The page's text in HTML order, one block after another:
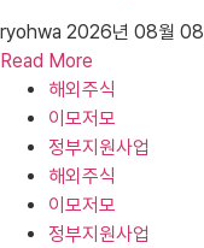
ryohwa 2026년 08월 08
Read More
해외주식
이모저모
정부지원사업
해외주식
이모저모
정부지원사업